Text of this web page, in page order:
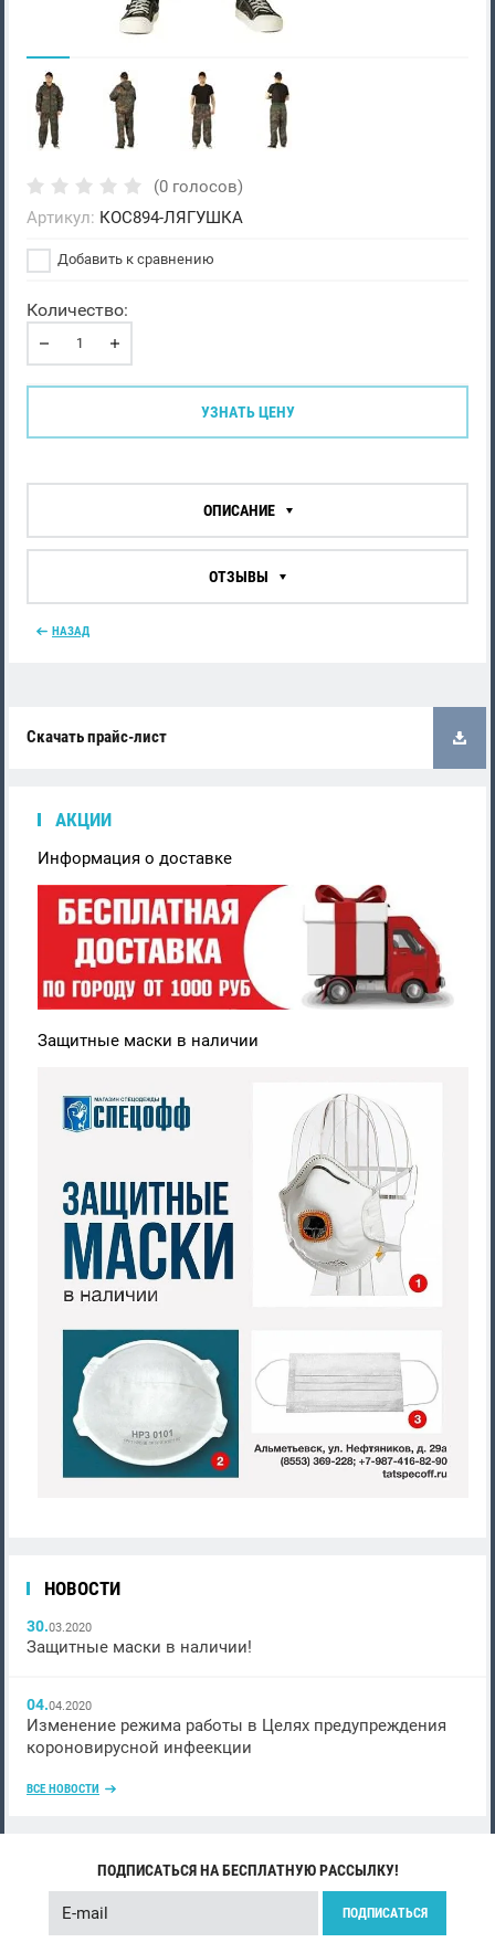
Скачать прайс-лист
АКЦИИ
Информация о доставке
Защитные маски в наличии
НОВОСТИ
30.03.2020
Защитные маски в наличии!
04.04.2020
Изменение режима работы в Целях предупреждения
короновирусной инфеекции
ВСЕ НОВОСТИ
(0 голосов)
Артикул: КОС894-ЛЯГУШКА
Добавить к сравнению
Количество:
УЗНАТЬ ЦЕНУ
ОПИСАНИЕ
ОТЗЫВЫ
НАЗАД
ПОДПИСАТЬСЯ НА БЕСПЛАТНУЮ РАССЫЛКУ!
ПОДПИСАТЬСЯ